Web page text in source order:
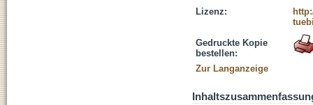
Lizenz:
Gedruckte Kopie
bestellen:
Zur Langanzeige